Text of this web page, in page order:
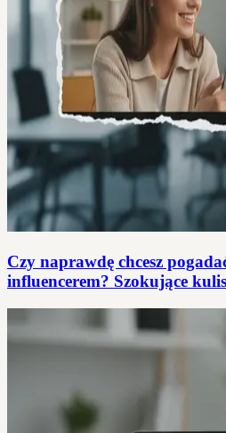
Czy naprawdę chcesz
influencerem? Szokujące